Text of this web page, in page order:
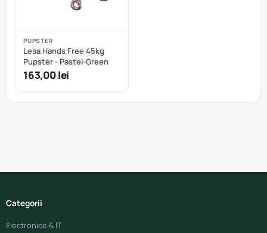
PUPSTER
Lesa Hands Free 45kg
Pupster - Pastel-Green
163,00 lei
Categorii
Electronice & IT